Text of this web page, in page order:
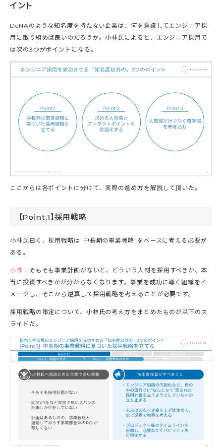
イント
DeNAのような知名度を持たない企業は、何を意識してエンジニア採
用に取り組めば良いのだろうか。小林氏によると、エンジニア採用で
は次の3つがポイントになる。
ここからは各ポイントに分けて、実際の進め方を解説して頂いた。
【Point.1】採用戦略
小林氏曰く、採用戦略は”中長期の事業戦略”をベースに考える必要が
ある。
小林： そもそも事業計画がないと、どういう人材を採用すべきか、本
当に投資すべきかが分からなくなります。事業を成功に導く組織をイ
メージし、そこから逆算して採用戦略を考えることが必要です。
採用戦略の策定について、小林氏の考え方をまとめたものが以下のス
ライドだ。